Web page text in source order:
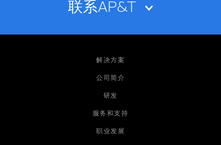
联系AP&T
解决方案
公司简介
研发
服务和支持
职业发展